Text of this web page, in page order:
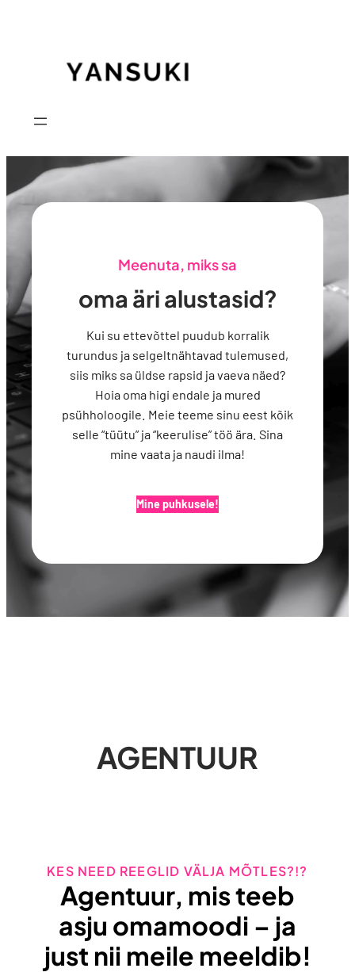
Meenuta, miks sa
oma äri alustasid?
Kui su ettevõttel puudub korralik
turundus ja selgeltnähtavad tulemused,
siis miks sa üldse rapsid ja vaeva näed?
Hoia oma higi endale ja mured
psühholoogile. Meie teeme sinu eest kõik
selle “tüütu” ja “keerulise” töö ära. Sina
mine vaata ja naudi ilma!
Mine puhkusele!
AGENTUUR
KES NEED REEGLID VÄLJA MÕTLES?!?
Agentuur, mis teeb
asju omamoodi – ja
just nii meile meeldib!